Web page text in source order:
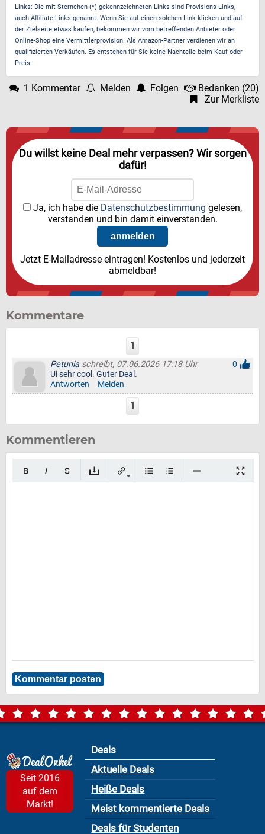
Links: Die mit Sternchen (*) gekennzeichneten Links sind Provisions-Links,
auch Affiliate-Links genannt. Wenn Sie auf einen solchen Link klicken und auf
der Zielseite etwas kaufen, bekommen wir vom betreffenden Anbieter oder
Online-Shop eine Vermittlerprovision. Als Amazon-Partner verdienen wir an
qualifizierten Verkäufen. Es entstehen für Sie keine Nachteile beim Kauf oder
Preis.
1 Kommentar Melden Folgen Bedanken (20)
Zur Merkliste
Du willst keine Deal mehr verpassen? Wir sorgen
dafür!
Ja, ich habe die Datenschutzbestimmung gelesen,
verstanden und bin damit einverstanden.
Jetzt E-Mailadresse eintragen! Kostenlos und jederzeit
abmeldbar!
Kommentare
1
Petunia schreibt, 07.06.2026 17:18 Uhr
0
Ui sehr cool. Guter Deal.
Antworten
Melden
1
Kommentieren
Seit 2016
auf dem
Markt!
Deals
Aktuelle Deals
Heiße Deals
Meist kommentierte Deals
Deals für Studenten